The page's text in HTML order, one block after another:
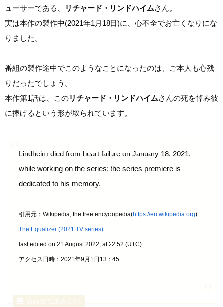
ューサーである、
リチャード・リンドハイムさん。
実は本作の製作中(2021年1月18日)に、心不全でお亡くなりにな
りました。
番組の製作途中でこのようなことになったのは、ご本人も心残
りだったでしょう。
本作第1話は、このリチャード・リンドハイムさんの死を悼み彼
に捧げるという形が取られています。
Lindheim died from heart failure on January 18, 2021,
while working on the series; the series premiere is
dedicated to his memory.
引用元：Wikipedia, the free encyclopedia(https://en.wikipedia.org)
The Equalizer (2021 TV series)
last edited on 21 August 2022, at 22:52 (UTC).
アクセス日時：2021年9月1日13：45